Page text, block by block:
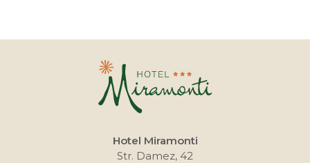
Hotel Miramonti
Str. Damez, 42